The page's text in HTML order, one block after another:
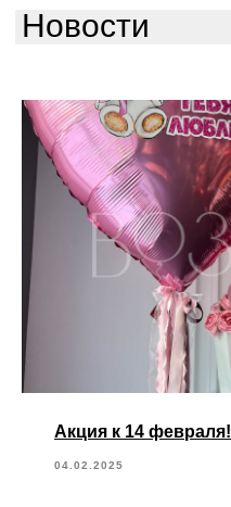
Новости
Акция к 14 февраля!
04.02.2025